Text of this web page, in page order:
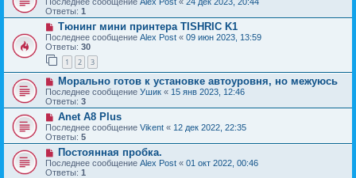
Ответы: 1
Тюнинг мини принтера TISHRIC K1
Последнее сообщение Alex Post « 09 июн 2023, 13:59
Ответы: 30
1 2 3
Морально готов к установке автоуровня, но межуюсь
Последнее сообщение Ушик « 15 янв 2023, 12:46
Ответы: 3
Anet A8 Plus
Последнее сообщение Vikent « 12 дек 2022, 22:35
Ответы: 5
Постоянная пробка.
Последнее сообщение Alex Post « 01 окт 2022, 00:46
Ответы: 1